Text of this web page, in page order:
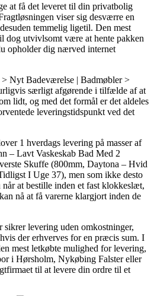
at få det leveret til din privatbolig
viser sig desværre en
temmelig ligetil. Den mest
dog utvivlsomt være at hente pakken
opholder dig nærved internet
Nyt Badeværelse | Badmøbler >
særligt afgørende i tilfælde af at
lidt, og med det formål er det aldeles
leveringstidspunkt ved det
1 hverdags levering på masser af
– Lavt Vaskeskab Bad Med 2
Skuffe (800mm, Daytona – Hvid
I Uge 37), men som ikke desto
at bestille inden et fast klokkeslæt,
nå at få varerne klargjort inden de
levering uden omkostninger,
der erhverves for en præcis sum. I
mest letkøbte mulighed for levering,
i Hørsholm, Nykøbing Falster eller
til at levere din ordre til et